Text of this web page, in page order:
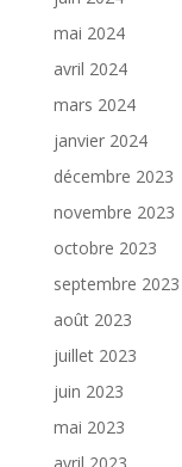
mai 2024
avril 2024
mars 2024
janvier 2024
décembre 2023
novembre 2023
octobre 2023
septembre 2023
août 2023
juillet 2023
juin 2023
mai 2023